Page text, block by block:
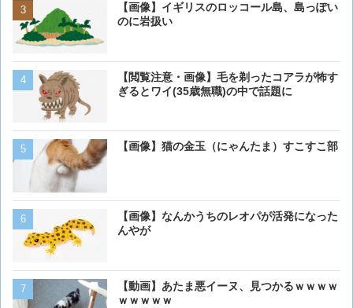
【画像】イギリスのロッコール島、島っぽい
のに岩扱い
【閲覧注意・画像】毛を剃ったコアラが怖す
ぎるとワイ(35歳無職)の中で話題に
【画像】猫の金玉（にゃんたま）すこすこ部
【画像】なんかうちのレオパが活発になった
んやが
【動画】あたま悪イーヌ、見つかるｗｗｗｗ
ｗｗｗｗｗ
【画像】イギリスのロッコ
【画像大量！】イッヌさん
も上手い
【画像】16歳の犬が起きま
【画像】猫が抱きついてく
【画像】ボクの横に来る実